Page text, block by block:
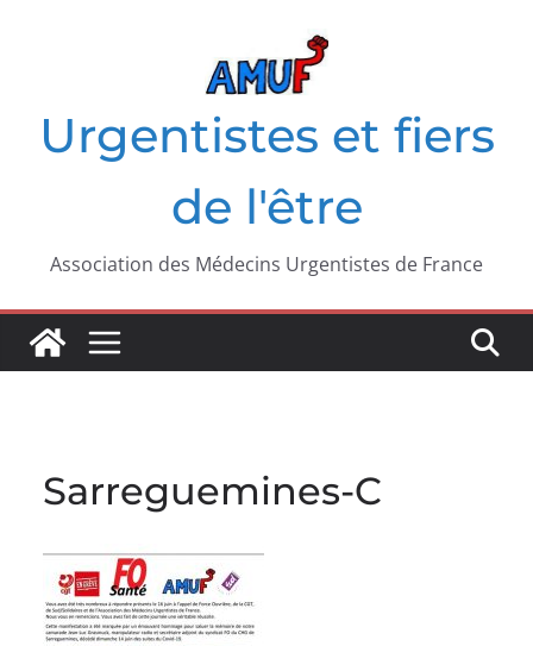
Urgentistes et fiers
de l'être
Association des Médecins Urgentistes de France
Sarreguemines-C